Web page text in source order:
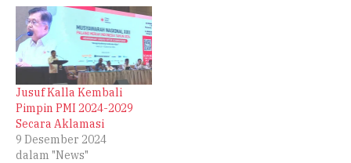
Jusuf Kalla Kembali
Pimpin PMI 2024-2029
Secara Aklamasi
9 Desember 2024
dalam "News"